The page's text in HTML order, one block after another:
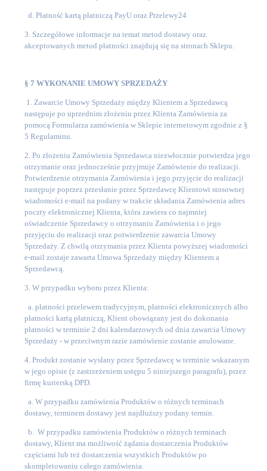
d. Płatność kartą płatniczą PayU oraz Przelewy24
3. Szczegółowe informacje na temat metod dostawy oraz
akceptowanych metod płatności znajdują się na stronach Sklepu.
§ 7 WYKONANIE UMOWY SPRZEDAŻY
1. Zawarcie Umowy Sprzedaży między Klientem a Sprzedawcą
następuje po uprzednim złożeniu przez Klienta Zamówienia za
pomocą Formularza zamówienia w Sklepie internetowym zgodnie z §
5 Regulaminu.
2. Po złożeniu Zamówienia Sprzedawca niezwłocznie potwierdza jego
otrzymanie oraz jednocześnie przyjmuje Zamówienie do realizacji.
Potwierdzenie otrzymania Zamówienia i jego przyjęcie do realizacji
następuje poprzez przesłanie przez Sprzedawcę Klientowi stosownej
wiadomości e-mail na podany w trakcie składania Zamówienia adres
poczty elektronicznej Klienta, która zawiera co najmniej
oświadczenie Sprzedawcy o otrzymaniu Zamówienia i o jego
przyjęciu do realizacji oraz potwierdzenie zawarcia Umowy
Sprzedaży. Z chwilą otrzymania przez Klienta powyższej wiadomości
e-mail zostaje zawarta Umowa Sprzedaży między Klientem a
Sprzedawcą.
3. W przypadku wyboru przez Klienta:
a. płatności przelewem tradycyjnym, płatności elektronicznych albo
płatności kartą płatniczą, Klient obowiązany jest do dokonania
płatności w terminie 2 dni kalendarzowych od dnia zawarcia Umowy
Sprzedaży - w przeciwnym razie zamówienie zostanie anulowane.
4. Produkt zostanie wysłany przez Sprzedawcę w terminie wskazanym
w jego opisie (z zastrzeżeniem ustępu 5 niniejszego paragrafu), przez
firmę kurierską DPD.
a. W przypadku zamówienia Produktów o różnych terminach
dostawy, terminem dostawy jest najdłuższy podany termin.
b. W przypadku zamówienia Produktów o różnych terminach
dostawy, Klient ma możliwość żądania dostarczenia Produktów
częściami lub też dostarczenia wszystkich Produktów po
skompletowaniu całego zamówienia.